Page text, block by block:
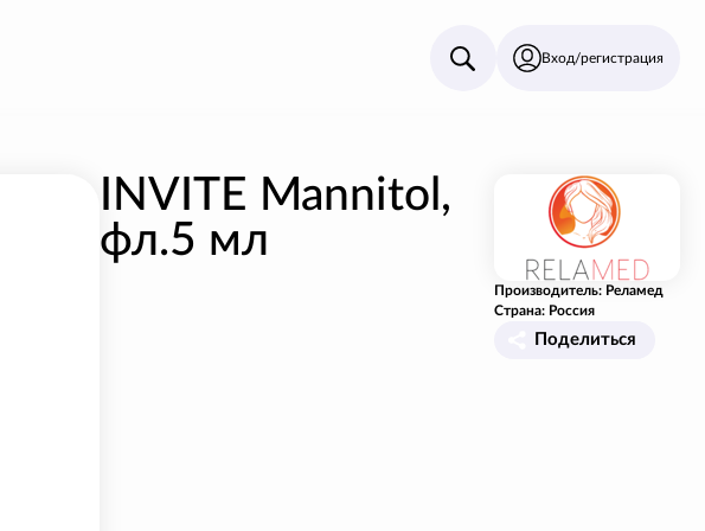
Вход/регистрация
INVITE Mannitol,
фл.5 мл
Производитель: Реламед
Страна: Россия
Поделиться